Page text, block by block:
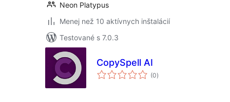
Neon Platypus
Menej než 10 aktívnych inštalácií
Testované s 7.0.3
CopySpell AI
(0celkové
hodnotenie
)